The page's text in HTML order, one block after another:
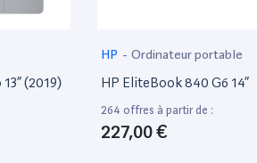
(2019)
HP - Ordinateur portable
HP EliteBook 840 G6 14”
264 offres à partir de :
227,00 €